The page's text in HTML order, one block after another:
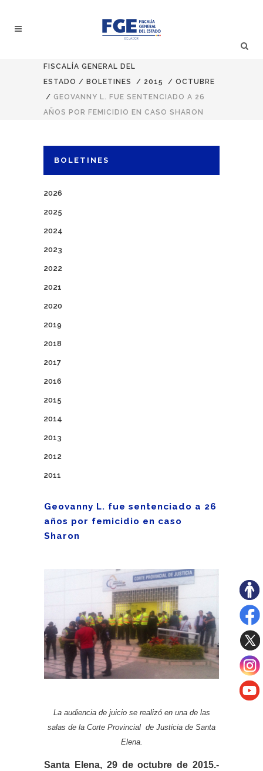
FISCALÍA GENERAL DEL
ESTADO / BOLETINES / 2015 / OCTUBRE
/ GEOVANNY L. FUE SENTENCIADO A 26
AÑOS POR FEMICIDIO EN CASO SHARON
BOLETINES
2026
2025
2024
2023
2022
2021
2020
2019
2018
2017
2016
2015
2014
2013
2012
2011
Geovanny L. fue sentenciado a 26
años por femicidio en caso
Sharon
La audiencia de juicio se realizó en una de las
salas de la Corte Provincial de Justicia de Santa
Elena.
Santa Elena, 29 de octubre de 2015.-